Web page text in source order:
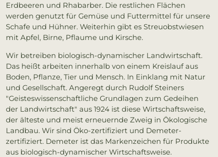
Erdbeeren und Rhabarber. Die restlichen Flächen
werden genutzt für Gemüse und Futtermittel für unsere
Schafe und Hühner. Weiterhin gibt es Streuobstwiesen
mit Apfel, Birne, Pflaume und Kirsche.
Wir betreiben biologisch-dynamischer Landwirtschaft.
Das heißt arbeiten innerhalb von einem Kreislauf aus
Boden, Pflanze, Tier und Mensch. In Einklang mit Natur
und Gesellschaft. Angeregt durch Rudolf Steiners
"Geisteswissenschaftliche Grundlagen zum Gedeihen
der Landwirtschaft" aus 1924 ist diese Wirtschaftsweise,
der älteste und meist erneuernde Zweig in Ökologische
Landbau. Wir sind Öko-zertifiziert und Demeter-
zertifiziert. Demeter ist das Markenzeichen für Produkte
aus biologisch-dynamischer Wirtschaftsweise.